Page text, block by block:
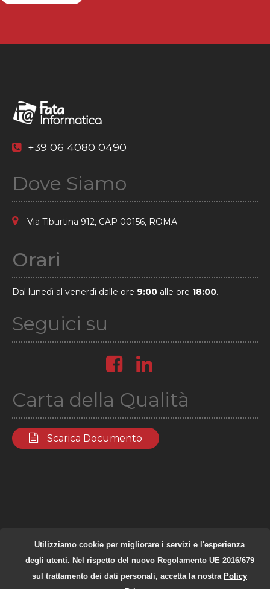
+39 06 4080 0490
Dove Siamo
Via Tiburtina 912, CAP 00156, ROMA
Orari
Dal lunedì al venerdì dalle ore 9:00 alle ore 18:00.
Seguici su
Carta della Qualità
Scarica Documento
Privacy Policy |Cookie Policy
Utilizziamo cookie per migliorare i servizi e l'esperienza
degli utenti. Nel rispetto del nuovo Regolamento UE 2016/679
sul trattamento dei dati personali, accetta la nostra Policy